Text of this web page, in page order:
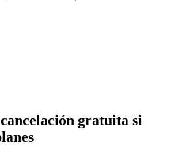
gratuita si